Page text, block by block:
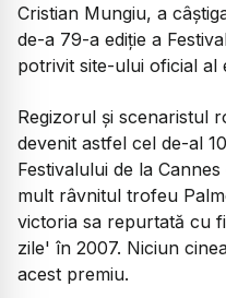
Cristian Mungiu, a
de-a 79-a ediție a
potrivit site-ului oficial al
Regizorul și scenaristul
devenit astfel cel de-al
Festivalului de la
mult râvnitul trofeu
victoria sa repurtată cu
zile' în 2007. Niciun
acest premiu.